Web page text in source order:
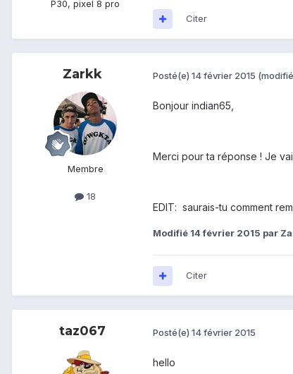
P30, pixel 8 pro
Citer
Zarkk
Membre
18
Posté(e) 14 février 2015
Bonjour indian65,
Merci pour ta réponse ! Je
EDIT: saurais-tu comment
Modifié 14 février 2015 par
Citer
taz067 Posté(e) 14 février 2015
hello